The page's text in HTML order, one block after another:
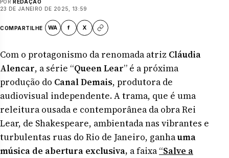
POR REDAÇÃO
23 DE JANEIRO DE 2025, 13:59
COMPARTILHE WA f X
Com o protagonismo da renomada atriz Cláudia
Alencar, a série “Queen Lear” é a próxima
produção do Canal Demais, produtora de
audiovisual independente. A trama, que é uma
releitura ousada e contemporânea da obra Rei
Lear, de Shakespeare, ambientada nas vibrantes e
turbulentas ruas do Rio de Janeiro, ganhauma
música de abertura exclusiva, a faixa “Salve a